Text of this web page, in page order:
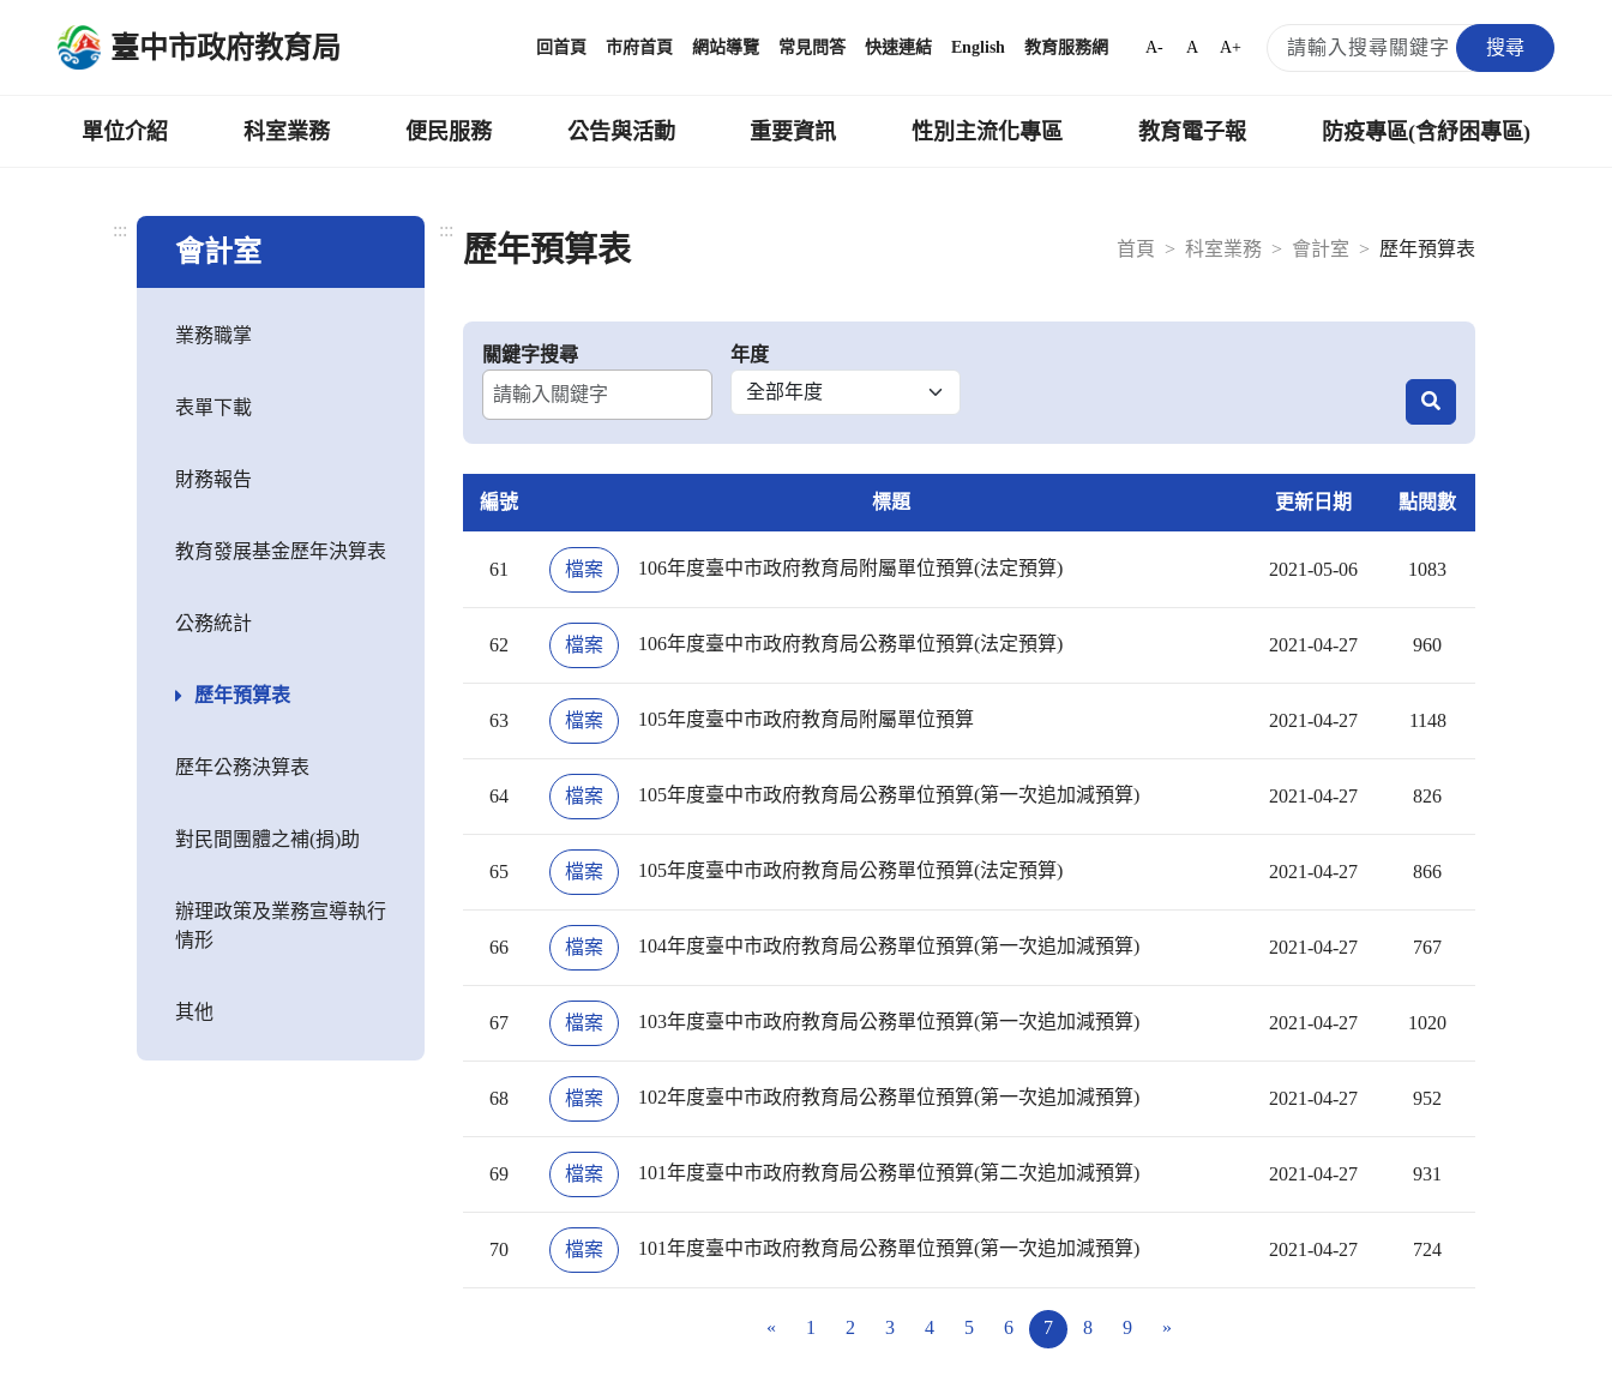
臺中市政府教育局 回首頁 市府首頁 網站導覽 常見問答 快速連結 English 教育服務網 A- A A+ 搜尋
單位介紹 科室業務 便民服務 公告與活動 重要資訊 性別主流化專區 教育電子報 防疫專區(含紓困專區)
:::
會計室
業務職掌
表單下載
財務報告
教育發展基金歷年決算表
公務統計
歷年預算表
歷年公務決算表
對民間團體之補(捐)助
辦理政策及業務宣導執行
情形
其他
:::
首頁
科室業務 會計室 歷年預算表
歷年預算表
關鍵字搜尋 年度
編號 標題 更新日期 點閱數
61 檔案 106年度臺中市政府教育局附屬單位預算(法定預算) 2021-05-06 1083
62 檔案 106年度臺中市政府教育局公務單位預算(法定預算) 2021-04-27 960
63 檔案 105年度臺中市政府教育局附屬單位預算 2021-04-27 1148
64 檔案 105年度臺中市政府教育局公務單位預算(第一次追加減預算) 2021-04-27 826
65 檔案 105年度臺中市政府教育局公務單位預算(法定預算) 2021-04-27 866
66 檔案 104年度臺中市政府教育局公務單位預算(第一次追加減預算) 2021-04-27 767
67 檔案 103年度臺中市政府教育局公務單位預算(第一次追加減預算) 2021-04-27 1020
68 檔案 102年度臺中市政府教育局公務單位預算(第一次追加減預算) 2021-04-27 952
69 檔案 101年度臺中市政府教育局公務單位預算(第二次追加減預算) 2021-04-27 931
70 檔案 101年度臺中市政府教育局公務單位預算(第一次追加減預算) 2021-04-27 724
« 1 2 3 4 5 6 7 8 9 »